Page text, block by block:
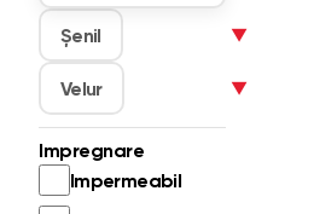
Șenil ▼
Velur ▼
Impregnare
Impermeabil